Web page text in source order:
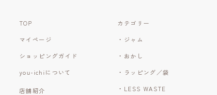
TOP
マイページ
ショッピングガイド
you-ichiについて
カテゴリー
・ジャム
・おかし
・ラッピング／袋
・LESS WASTE
店舗紹介